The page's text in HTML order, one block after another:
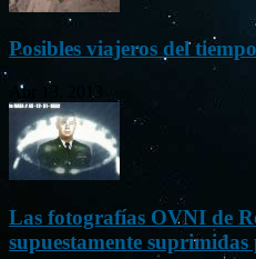
Posibles viajeros del
Abr 13, 2013
Las fotografías OVNI de
supuestamente